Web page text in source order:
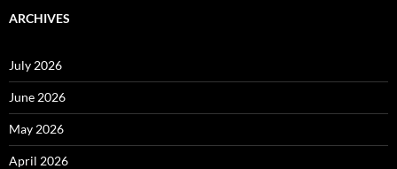
ARCHIVES
July 2026
June 2026
May 2026
April 2026